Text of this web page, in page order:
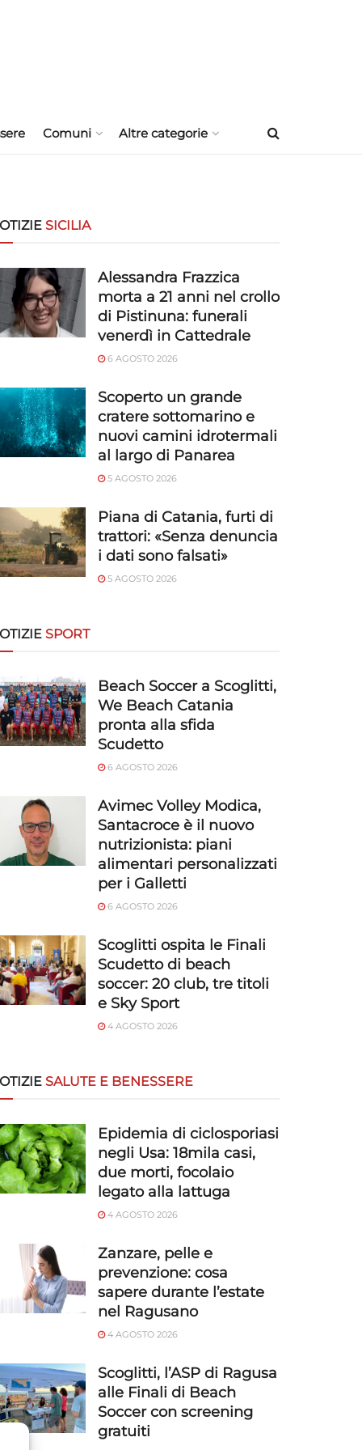
Comuni Altre categorie
SICILIA
Alessandra Frazzica
morta a 21 anni nel crollo
di Pistinuna: funerali
venerdì in Cattedrale
6 AGOSTO 2026
Scoperto un grande
cratere sottomarino e
nuovi camini idrotermali
al largo di Panarea
5 AGOSTO 2026
Piana di Catania, furti di
trattori: «Senza denuncia
i dati sono falsati»
5 AGOSTO 2026
SPORT
Beach Soccer a Scoglitti,
We Beach Catania
pronta alla sfida
Scudetto
6 AGOSTO 2026
Avimec Volley Modica,
Santacroce è il nuovo
nutrizionista: piani
alimentari personalizzati
per i Galletti
6 AGOSTO 2026
Scoglitti ospita le Finali
Scudetto di beach
soccer: 20 club, tre titoli
e Sky Sport
4 AGOSTO 2026
SALUTE E BENESSERE
Epidemia di ciclosporiasi
negli Usa: 18mila casi,
due morti, focolaio
legato alla lattuga
4 AGOSTO 2026
Zanzare, pelle e
prevenzione: cosa
sapere durante l’estate
nel Ragusano
4 AGOSTO 2026
Scoglitti, l’ASP di Ragusa
alle Finali di Beach
Soccer con screening
gratuiti